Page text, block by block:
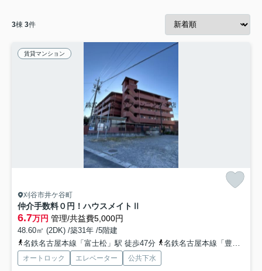
3棟 3件
賃貸マンション
刈谷市井ケ谷町
仲介手数料０円！ハウスメイトⅡ
6.7万円 管理/共益費5,000円
48.60㎡ (2DK) /築31年 /5階建
名鉄名古屋本線「富士松」駅 徒歩47分
名鉄名古屋本線「豊明」駅 徒歩52分
オートロック エレベーター 公共下水